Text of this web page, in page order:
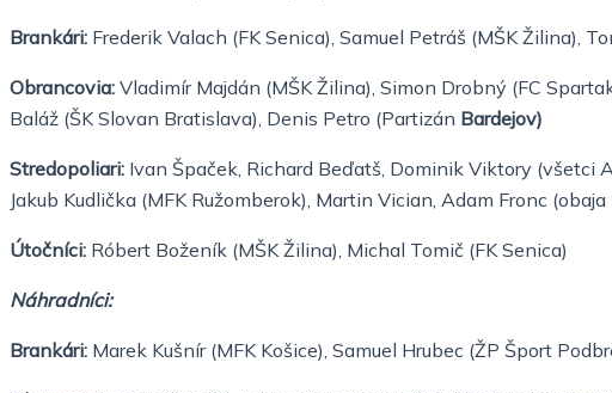
Brankári: Frederik Valach (FK Senica), Samuel Petráš (MŠK Žilina),
Obrancovia: Vladimír Majdán (MŠK Žilina), Simon Drobný (FC
Baláž (ŠK Slovan Bratislava), Denis Petro (Partizán Bardejov)
Stredopoliari: Ivan Špaček, Richard Beďatš, Dominik Viktory (všetci
Jakub Kudlička (MFK Ružomberok), Martin Vician, Adam Fronc (obaja
Útočníci: Róbert Boženík (MŠK Žilina), Michal Tomič (FK Senica)
Náhradníci:
Brankári: Marek Kušnír (MFK Košice), Samuel Hrubec (ŽP Šport